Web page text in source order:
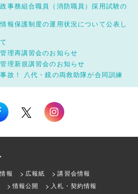
事務組合職員（消防職員）採用試験の
報保護制度の運用状況について公表し
理再講習会のお知らせ
理新規講習会のお知らせ
故！ 八代・鏡の両救助隊が合同訓練
報 広報紙
講習会情報
情報公開
入札・契約情報